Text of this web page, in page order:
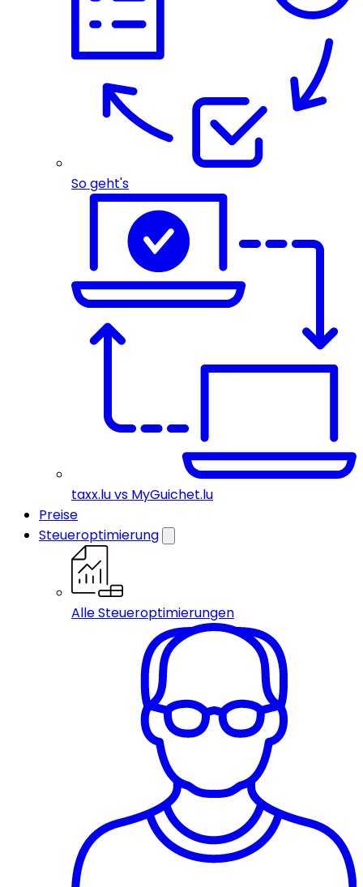
So geht's
taxx.lu vs MyGuichet.lu
Preise
Steueroptimierung
Alle Steueroptimierungen